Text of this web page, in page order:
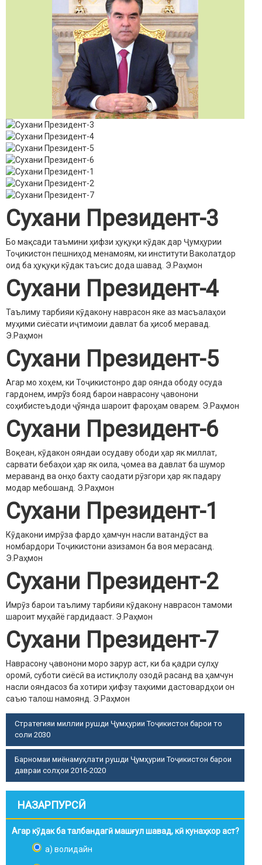
Сухани Президент-3
Бо мақсади таъмини ҳифзи ҳуқуқи кӯдак дар Ҷумҳурии
Тоҷикистон пешниҳод менамоям, ки институти Ваколатдор
оид ба ҳуқуқи кӯдак таъсис дода шавад. Э.Раҳмон
Сухани Президент-4
Таълиму тарбияи кӯдакону наврасон яке аз масъалаҳои
муҳими сиёсати иҷтимоии давлат ба ҳисоб меравад.
Э.Раҳмон
Сухани Президент-5
Агар мо хоҳем, ки Тоҷикистонро дар оянда ободу осуда
гардонем, имрўз бояд барои наврасону ҷавонони
соҳибистеъдоди ҷўянда шароит фароҳам оварем. Э.Раҳмон
Сухани Президент-6
Воқеан, кӯдакон ояндаи осудаву ободи ҳар як миллат,
сарвати бебаҳои ҳар як оила, ҷомеа ва давлат ба шумор
мераванд ва онҳо бахту саодати рӯзгори ҳар як падару
модар мебошанд. Э.Раҳмон
Сухани Президент-1
Кӯдакони имрӯза фардо ҳамчун насли ватандӯст ва
номбардори Тоҷикистони азизамон ба воя мерасанд.
Э.Раҳмон
Сухани Президент-2
Имрӯз барои таълиму тарбияи кӯдакону наврасон тамоми
шароит муҳайё гардидааст. Э.Раҳмон
Сухани Президент-7
Наврасону ҷавонони моро зарур аст, ки ба қадри сулҳу
оромӣ, суботи сиёсӣ ва истиқлолу озодӣ расанд ва ҳамчун
насли ояндасоз ба хотири ҳифзу таҳкими дастовардҳои он
саъю талош намоянд. Э.Раҳмон
Стратегияи миллии рушди Ҷумҳурии Тоҷикистон барои то
соли 2030
Барномаи миёнамуҳлати рушди Ҷумҳурии Тоҷикистон барои
давраи солҳои 2016-2020
НАЗАРПУРСӢ
Агар кӯдак ба талбандагӣ машғул шавад, кӣ кунаҳкор аст?
а) волидайн